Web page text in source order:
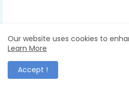
Our website uses cookies to
Learn More
Accept !